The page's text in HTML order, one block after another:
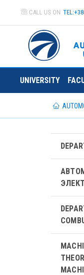
CALL US ON
UNIVERSITY